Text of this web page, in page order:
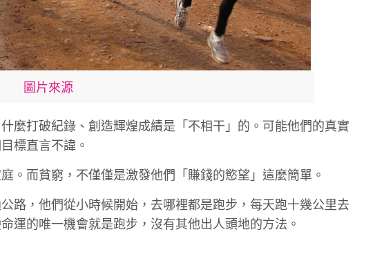
圖片來源
麼打破紀錄、創造輝煌成績是「不相干」的。可能他們的真實
標直言不諱。
。而貧窮，不僅僅是激發他們「賺錢的慾望」這麼簡單。
路，他們從小時候開始，去哪裡都是跑步，每天跑十幾公里去
運的唯一機會就是跑步，沒有其他出人頭地的方法。